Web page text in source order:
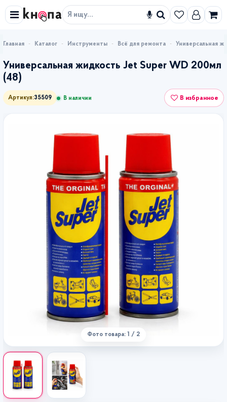
Искать
Каталог Инструменты Всё для ремонта Универсальная
Универсальная жидкость Jet Super WD 200мл
(48)
Артикул:35509 В наличии В избранное
Фото товара: 1 / 2